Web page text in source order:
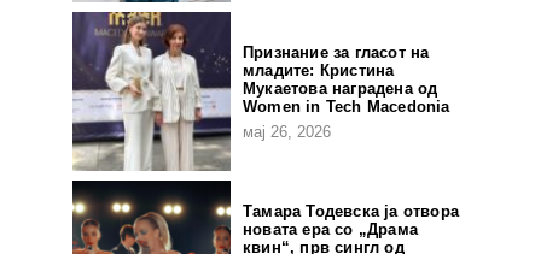
Признание за гласот на
младите: Кристина
Мукаетова наградена од
Women in Tech Macedonia
мај 26, 2026
Тамара Тодевска ја отвора
новата ера со „Драма
квин“, прв сингл од